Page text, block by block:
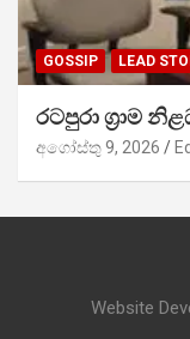
GOSSIP LEAD
රටපුරා ග්‍රාම
අගෝස්තු 9, 2026
Website